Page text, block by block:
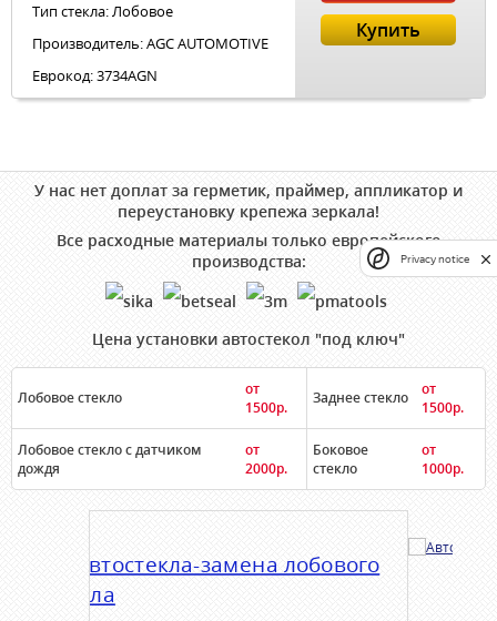
Тип стекла: Лобовое
Производитель: AGC AUTOMOTIVE
Еврокод: 3734AGN
Купить
У нас нет доплат за герметик, праймер, аппликатор и
переустановку крепежа зеркала!
Все расходные материалы только европейского
производства:
Цена установки автостекол "под ключ"
Лобовое стекло
от
1500р.
Заднее стекло
от
1500р.
Лобовое стекло с датчиком
дождя
от
2000р.
Боковое
стекло
от
1000р.
Privacy notice